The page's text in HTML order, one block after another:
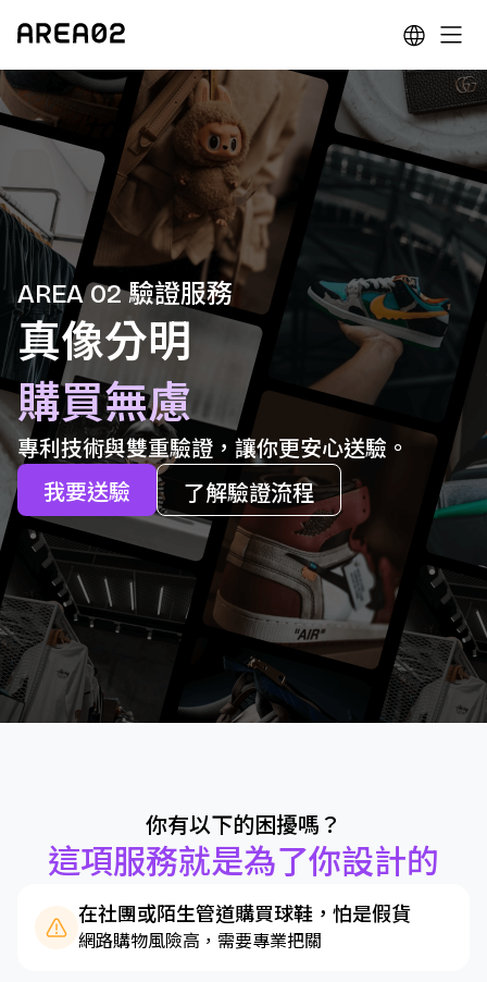
AREA 02 驗證服務
真像分明
購買無慮
專利技術與雙重驗證，讓你更安心送驗。
我要送驗
了解驗證流程
你有以下的困擾嗎？
這項服務就是為了你設計的
在社團或陌生管道購買球鞋，怕是假貨
網路購物風險高，需要專業把關